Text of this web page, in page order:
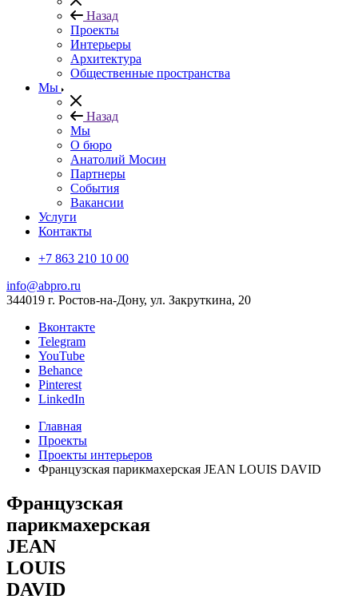
Назад
Проекты
Интерьеры
Архитектура
Общественные пространства
Мы
Назад
Мы
О бюро
Анатолий Мосин
Партнеры
События
Вакансии
Услуги
Контакты
+7 863 210 10 00
info@abpro.ru
344019 г. Ростов-на-Дону, ул. Закруткина, 20
Вконтакте
Telegram
YouTube
Behance
Pinterest
LinkedIn
Главная
Проекты
Проекты интерьеров
Французская парикмахерская JEAN LOUIS DAVID
Французская
парикмахерская
JEAN
LOUIS
DAVID